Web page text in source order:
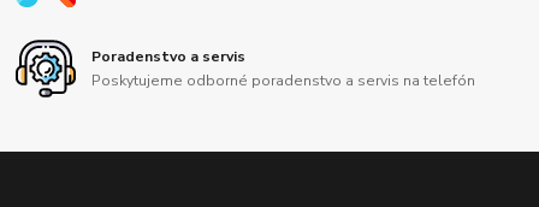
Poradenstvo a servis
Poskytujeme odborné poradenstvo a servis na telefón